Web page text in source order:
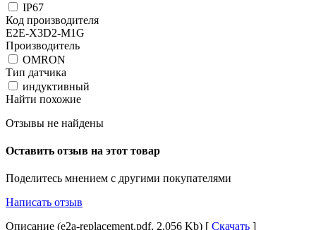
IP67
Код производителя
E2E-X3D2-M1G
Производитель
OMRON
Тип датчика
индуктивный
Найти похожие
Отзывы не найдены
Оставить отзыв на этот товар
Поделитесь мнением с другими покупателями
Написать отзыв
Описание (e2a-replacement.pdf, 2,056 Kb) [ Скачать ]